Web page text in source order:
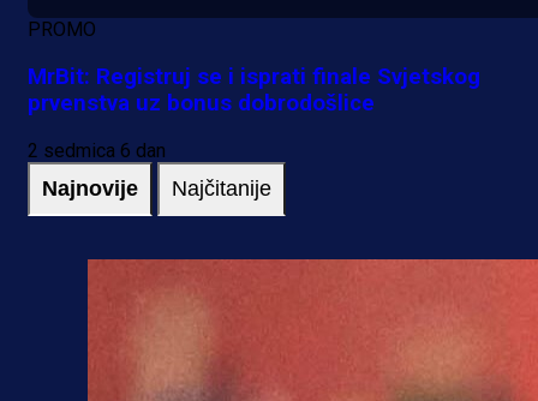
PROMO
MrBit: Registruj se i isprati finale Svjetskog
prvenstva uz bonus dobrodošlice
2 sedmica 6 dan
Najnovije Najčitanije